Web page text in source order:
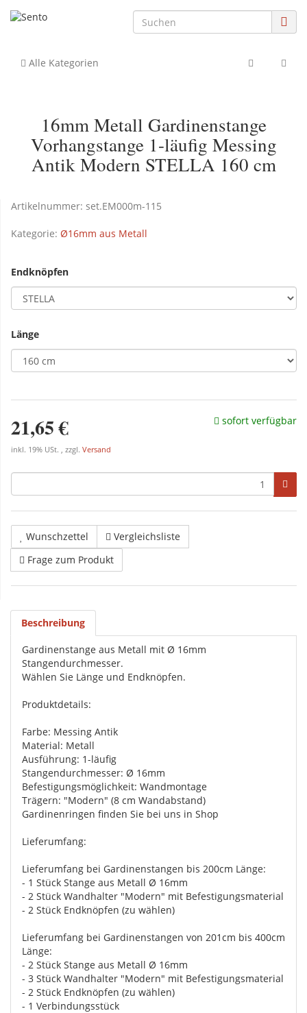
Alle Kategorien
16mm Metall Gardinenstange
Vorhangstange 1-läufig Messing
Antik Modern STELLA 160 cm
Artikelnummer: set.EM000m-115
Kategorie: Ø16mm aus Metall
Endknöpfen
Länge
21,65 €
inkl. 19% USt. , zzgl. Versand
sofort verfügbar
Wunschzettel
Vergleichsliste
Frage zum Produkt
Beschreibung
Gardinenstange aus Metall mit Ø 16mm
Stangendurchmesser.
Wählen Sie Länge und Endknöpfen.
Produktdetails:
Farbe: Messing Antik
Material: Metall
Ausführung: 1-läufig
Stangendurchmesser: Ø 16mm
Befestigungsmöglichkeit: Wandmontage
Trägern: "Modern" (8 cm Wandabstand)
Gardinenringen finden Sie bei uns in Shop
Lieferumfang:
Lieferumfang bei Gardinenstangen bis 200cm Länge:
- 1 Stück Stange aus Metall Ø 16mm
- 2 Stück Wandhalter "Modern" mit Befestigungsmaterial
- 2 Stück Endknöpfen (zu wählen)
Lieferumfang bei Gardinenstangen von 201cm bis 400cm
Länge:
- 2 Stück Stange aus Metall Ø 16mm
- 3 Stück Wandhalter "Modern" mit Befestigungsmaterial
- 2 Stück Endknöpfen (zu wählen)
- 1 Verbindungsstück